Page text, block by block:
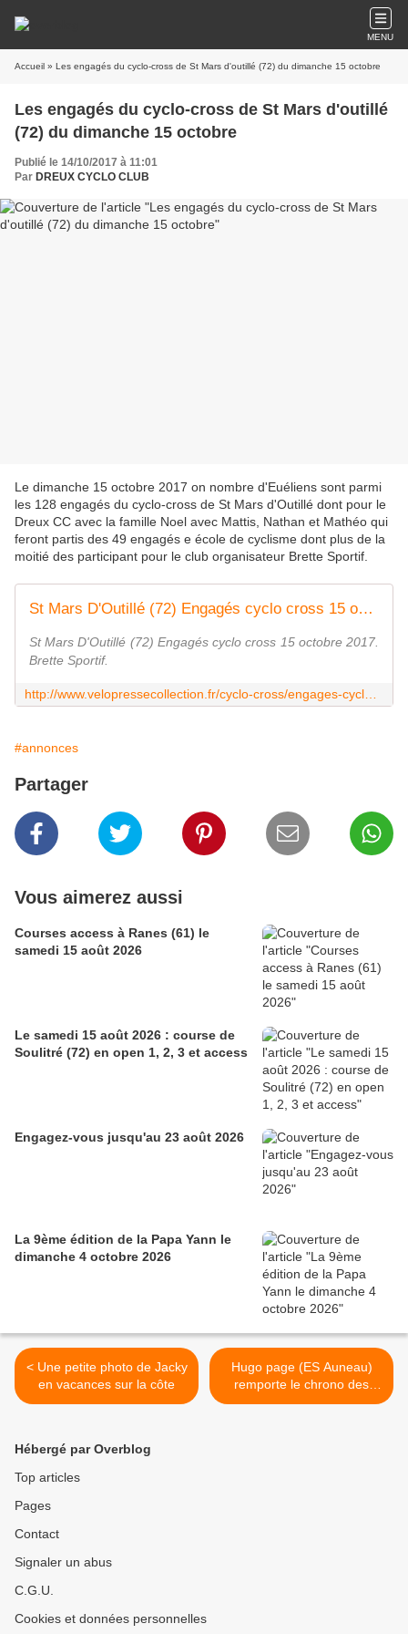
MENU
Accueil » Les engagés du cyclo-cross de St Mars d'outillé (72) du dimanche 15 octobre
Les engagés du cyclo-cross de St Mars d'outillé
(72) du dimanche 15 octobre
Publié le 14/10/2017 à 11:01
Par DREUX CYCLO CLUB
Le dimanche 15 octobre 2017 on nombre d'Euéliens sont parmi
les 128 engagés du cyclo-cross de St Mars d'Outillé dont pour le
Dreux CC avec la famille Noel avec Mattis, Nathan et Mathéo qui
feront partis des 49 engagés e école de cyclisme dont plus de la
moitié des participant pour le club organisateur Brette Sportif.
St Mars D'Outillé (72) Engagés cyclo cross 15 octobre 2017.
St Mars D'Outillé (72) Engagés cyclo cross 15 octobre 2017.
Brette Sportif.
#annonces
Partager
Vous aimerez aussi
Courses access à Ranes (61) le
samedi 15 août 2026
Le samedi 15 août 2026 : course de
Soulitré (72) en open 1, 2, 3 et access
Engagez-vous jusqu'au 23 août 2026
La 9ème édition de la Papa Yann le
dimanche 4 octobre 2026
< Une petite photo de Jacky
en vacances sur la côte
Hugo page (ES Auneau)
remporte le chrono des
nations cadets >
Hébergé par Overblog
Top articles
Pages
Contact
Signaler un abus
C.G.U.
Cookies et données personnelles